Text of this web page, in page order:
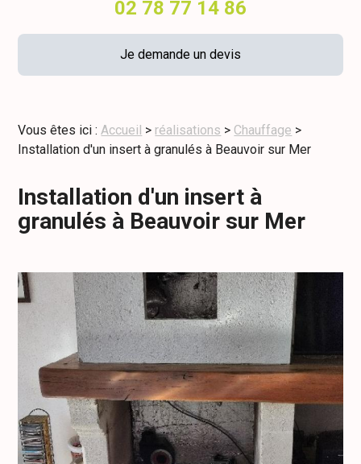
02 78 77 14 86
Je demande un devis
Vous êtes ici :Accueil > réalisations > Chauffage >
Installation d'un insert à granulés à Beauvoir sur Mer
Installation d'un insert à
granulés à Beauvoir sur Mer